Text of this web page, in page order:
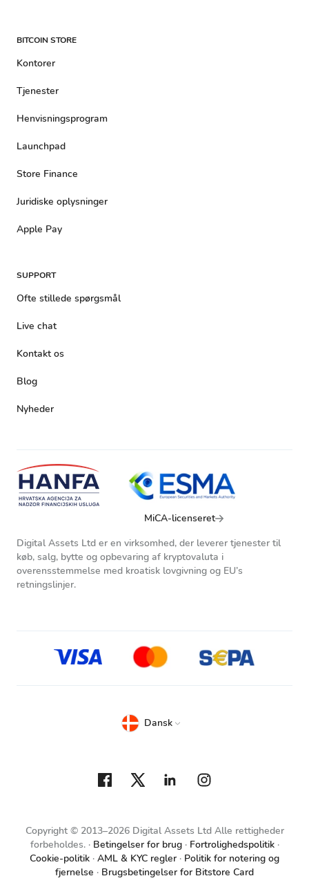
BITCOIN STORE
Kontorer
Tjenester
Henvisningsprogram
Launchpad
Store Finance
Juridiske oplysninger
Apple Pay
SUPPORT
Ofte stillede spørgsmål
Live chat
Kontakt os
Blog
Nyheder
MiCA-licenseret
Digital Assets Ltd er en virksomhed, der leverer tjenester til
køb, salg, bytte og opbevaring af kryptovaluta i
overensstemmelse med kroatisk lovgivning og EU’s
retningslinjer.
Copyright © 2013–2026 Digital Assets Ltd Alle rettigheder
forbeholdes.
Betingelser for brug
Fortrolighedspolitik
Cookie-politik AML & KYC regler
Politik for notering og
fjernelse
Brugsbetingelser for Bitstore Card
Dansk